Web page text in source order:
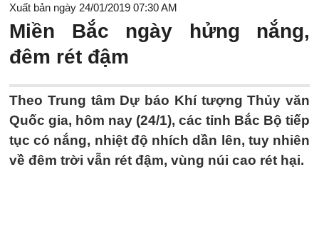
Xuất bản ngày 24/01/2019 07:30 AM
Miền Bắc ngày hửng nắng,
đêm rét đậm
Theo Trung tâm Dự báo Khí tượng Thủy văn
Quốc gia, hôm nay (24/1), các tỉnh Bắc Bộ tiếp
tục có nắng, nhiệt độ nhích dần lên, tuy nhiên
về đêm trời vẫn rét đậm, vùng núi cao rét hại.